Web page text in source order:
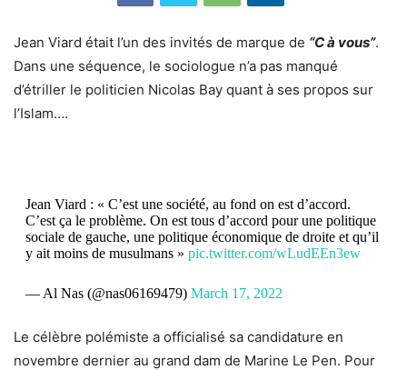
Jean Viard était l’un des invités de marque de “C à vous”.
Dans une séquence, le sociologue n’a pas manqué
d’étriller le politicien Nicolas Bay quant à ses propos sur
l’Islam….
Jean Viard : « C’est une société, au fond on est d’accord.
C’est ça le problème. On est tous d’accord pour une politique
sociale de gauche, une politique économique de droite et qu’il
y ait moins de musulmans » pic.twitter.com/wLudEEn3ew
— Al Nas (@nas06169479) March 17, 2022
Le célèbre polémiste a officialisé sa candidature en
novembre dernier au grand dam de Marine Le Pen. Pour